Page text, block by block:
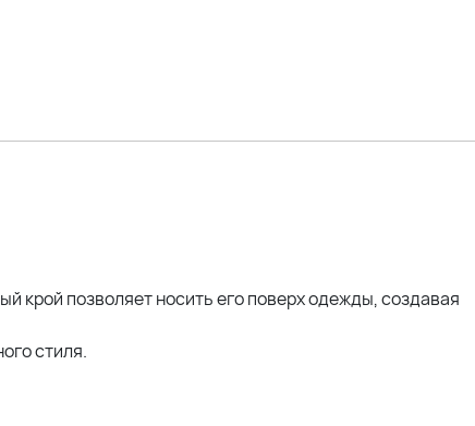
крой позволяет носить его поверх одежды, создавая
стиля.